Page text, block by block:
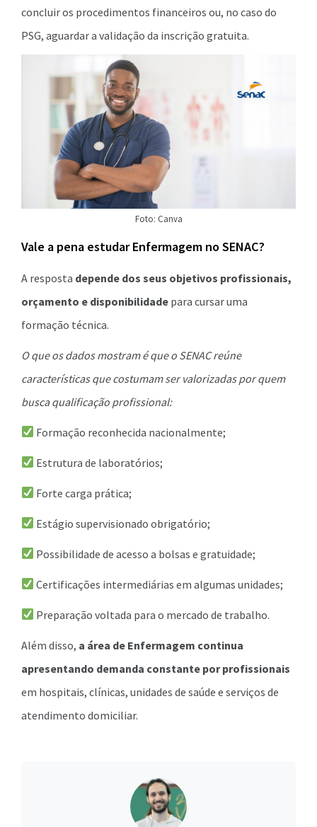
concluir os procedimentos financeiros ou, no caso do
PSG, aguardar a validação da inscrição gratuita.
Foto: Canva
Vale a pena estudar Enfermagem no SENAC?
A resposta depende dos seus objetivos profissionais,
orçamento e disponibilidade para cursar uma
formação técnica.
O que os dados mostram é que o SENAC reúne
características que costumam ser valorizadas por quem
busca qualificação profissional:
Formação reconhecida nacionalmente;
Estrutura de laboratórios;
Forte carga prática;
Estágio supervisionado obrigatório;
Possibilidade de acesso a bolsas e gratuidade;
Certificações intermediárias em algumas unidades;
Preparação voltada para o mercado de trabalho.
Além disso, a área de Enfermagem continua
apresentando demanda constante por profissionais
em hospitais, clínicas, unidades de saúde e serviços de
atendimento domiciliar.